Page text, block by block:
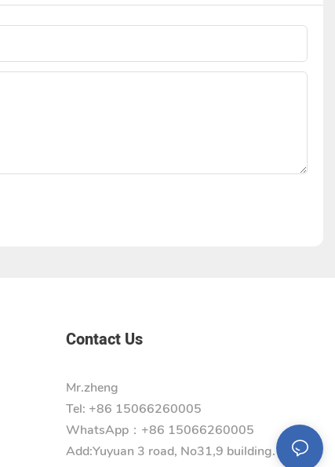
Contact Us
Mr.zheng
Tel: +86 15066260005
WhatsApp：+86 15066260005
Add:Yuyuan 3 road, No31,9 building.